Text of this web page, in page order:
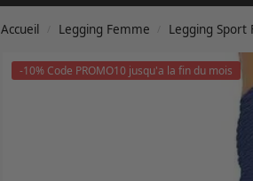
Accueil Legging Femme Legging Sport
-10% Code PROMO10 jusqu'a la fin du mois